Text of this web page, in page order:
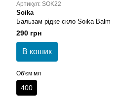
Артикул: SOK22
Soika
Бальзам рідке скло Soika Balm
290 грн
В кошик
Об'єм мл
400